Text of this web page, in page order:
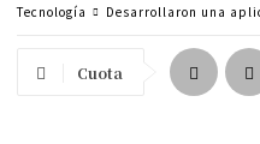
Tecnología Desarrollaron una
Cuota